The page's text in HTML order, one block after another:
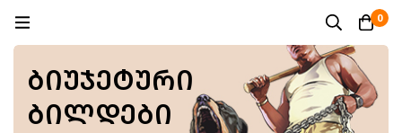
0
ᲑᲘᲣᲯᲔᲢᲣᲠᲘ
ᲑᲘᲚᲓᲔᲑᲘ